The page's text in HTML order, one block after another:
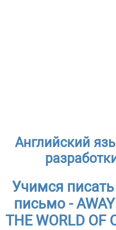
Английский
Учимся
письмо -
THE WORLD OF